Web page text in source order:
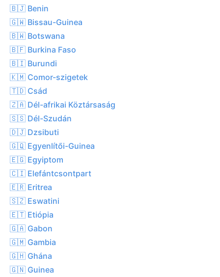
🇧🇯 Benin
🇬🇼 Bissau-Guinea
🇧🇼 Botswana
🇧🇫 Burkina Faso
🇧🇮 Burundi
🇰🇲 Comor-szigetek
🇹🇩 Csád
🇿🇦 Dél-afrikai Köztársaság
🇸🇸 Dél-Szudán
🇩🇯 Dzsibuti
🇬🇶 Egyenlítői-Guinea
🇪🇬 Egyiptom
🇨🇮 Elefántcsontpart
🇪🇷 Eritrea
🇸🇿 Eswatini
🇪🇹 Etiópia
🇬🇦 Gabon
🇬🇲 Gambia
🇬🇭 Ghána
🇬🇳 Guinea